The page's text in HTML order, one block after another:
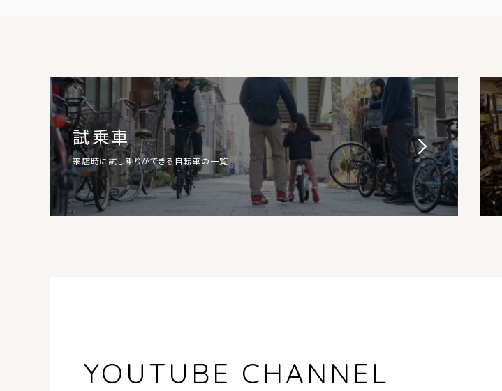
試乗車
来店時に試し乗りができる自転車の一覧
YOUTUBE CHANNEL